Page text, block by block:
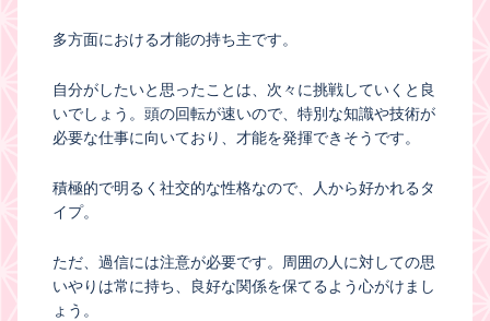
多方面における才能の持ち主です。
自分がしたいと思ったことは、次々に挑戦していくと良
いでしょう。頭の回転が速いので、特別な知識や技術が
必要な仕事に向いており、才能を発揮できそうです。
積極的で明るく社交的な性格なので、人から好かれるタ
イプ。
ただ、過信には注意が必要です。周囲の人に対しての思
いやりは常に持ち、良好な関係を保てるよう心がけまし
ょう。